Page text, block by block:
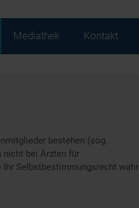
Mediathek Kontakt
bestehen (sog.
nicht bei Ärzten für
Selbstbestimmungsrecht